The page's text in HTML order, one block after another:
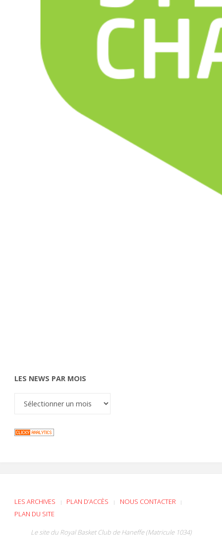
LES NEWS PAR MOIS
LES ARCHIVES | PLAN D’ACCÈS | NOUS CONTACTER |
PLAN DU SITE
Le site du Royal Basket Club de Haneffe (Matricule 1034)